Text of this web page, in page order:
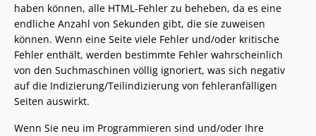
haben können, alle HTML-Fehler zu beheben, da es eine
endliche Anzahl von Sekunden gibt, die sie zuweisen
können. Wenn eine Seite viele Fehler und/oder kritische
Fehler enthält, werden bestimmte Fehler wahrscheinlich
von den Suchmaschinen völlig ignoriert, was sich negativ
auf die Indizierung/Teilindizierung von fehleranfälligen
Seiten auswirkt.
Wenn Sie neu im Programmieren sind und/oder Ihre